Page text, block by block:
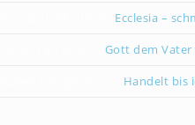
Ecclesia –
Gott dem
Handelt bis